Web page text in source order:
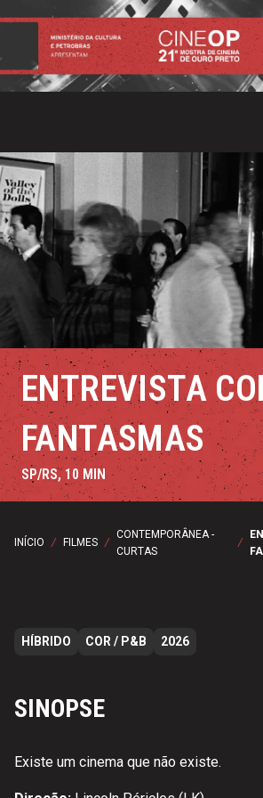
ENTREVISTA
FANTASMAS
SP/RS, 10 MIN
INÍCIO / FILMES /
CONTEMPORÂNEA -
CURTAS
/
HÍBRIDO COR / P&B 2026
SINOPSE
Existe um cinema que não existe.